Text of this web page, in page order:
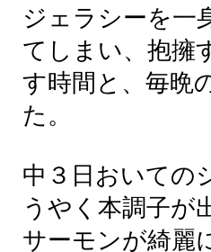
ジェラシーを一
てしまい、 抱擁
す時間 と、 毎晩
た。
中 ３ 日おいての
うやく本調子が
サーモンが綺麗